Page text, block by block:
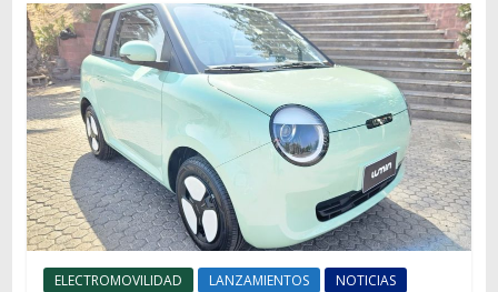
información
del
mundo
del
transporte
ELECTROMOVILIDAD LANZAMIENTOS NOTICIAS